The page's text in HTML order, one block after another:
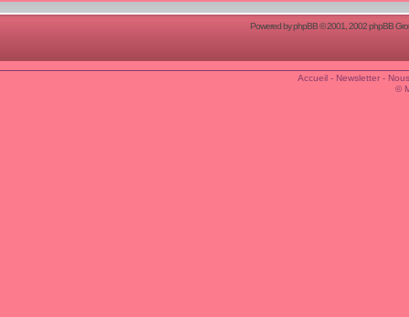
Powered byphpBB© 2001, 2002 phpBB
Accueil- Newsletter-
©